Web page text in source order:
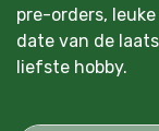
pre-orders,
date van de
liefste hobby.